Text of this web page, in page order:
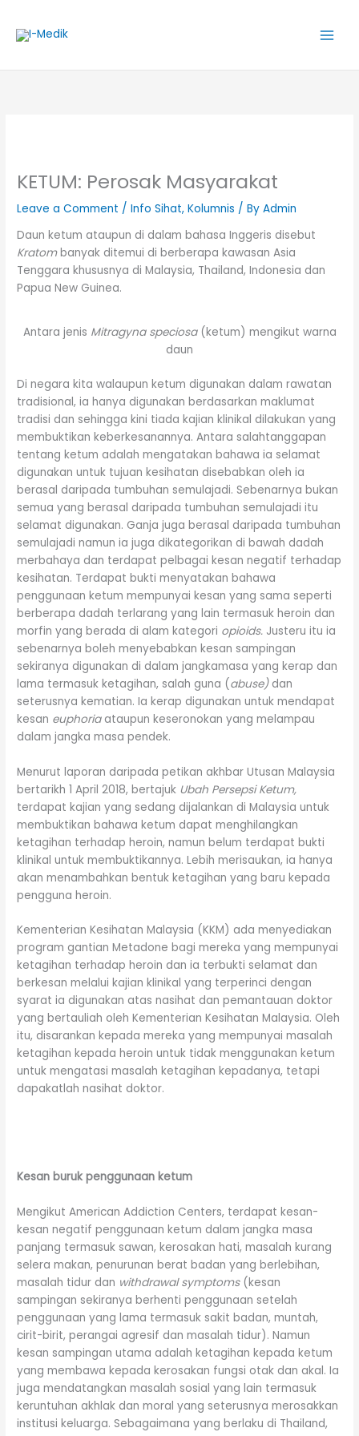
content
KETUM: Perosak Masyarakat
Leave a Comment /Info Sihat,Kolumnis / ByAdmin
Daun ketum ataupun di dalam bahasa Inggeris disebut
Kratombanyak ditemui di berberapa kawasan Asia
Tenggara khususnya di Malaysia, Thailand, Indonesia dan
Papua New Guinea.
Antara jenis Mitragyna speciosa(ketum) mengikut warna
daun
Di negara kita walaupun ketum digunakan dalam rawatan
tradisional, ia hanya digunakan berdasarkan maklumat
tradisi dan sehingga kini tiada kajian klinikal dilakukan yang
membuktikan keberkesanannya. Antara salahtanggapan
tentang ketum adalah mengatakan bahawa ia selamat
digunakan untuk tujuan kesihatan disebabkan oleh ia
berasal daripada tumbuhan semulajadi. Sebenarnya bukan
semua yang berasal daripada tumbuhan semulajadi itu
selamat digunakan. Ganja juga berasal daripada tumbuhan
semulajadi namun ia juga dikategorikan di bawah dadah
merbahaya dan terdapat pelbagai kesan negatif terhadap
kesihatan. Terdapat bukti menyatakan bahawa
penggunaan ketum mempunyai kesan yang sama seperti
berberapa dadah terlarang yang lain termasuk heroin dan
morfin yang berada di alam kategori opioids. Justeru itu ia
sebenarnya boleh menyebabkan kesan sampingan
sekiranya digunakan di dalam jangkamasa yang kerap dan
lama termasuk ketagihan, salah guna (abuse)dan
seterusnya kematian. Ia kerap digunakan untuk mendapat
kesan euphoria ataupun keseronokan yang melampau
dalam jangka masa pendek.
Menurut laporan daripada petikan akhbar Utusan Malaysia
bertarikh 1 April 2018, bertajuk Ubah Persepsi Ketum,
terdapat kajian yang sedang dijalankan di Malaysia untuk
membuktikan bahawa ketum dapat menghilangkan
ketagihan terhadap heroin, namun belum terdapat bukti
klinikal untuk membuktikannya. Lebih merisaukan, ia hanya
akan menambahkan bentuk ketagihan yang baru kepada
pengguna heroin.
Kementerian Kesihatan Malaysia (KKM) ada menyediakan
program gantian Metadone bagi mereka yang mempunyai
ketagihan terhadap heroin dan ia terbukti selamat dan
berkesan melalui kajian klinikal yang terperinci dengan
syarat ia digunakan atas nasihat dan pemantauan doktor
yang bertauliah oleh Kementerian Kesihatan Malaysia. Oleh
itu, disarankan kepada mereka yang mempunyai masalah
ketagihan kepada heroin untuk tidak menggunakan ketum
untuk mengatasi masalah ketagihan kepadanya, tetapi
dapakatlah nasihat doktor.
Kesan buruk penggunaan ketum
Mengikut American Addiction Centers, terdapat kesan-
kesan negatif penggunaan ketum dalam jangka masa
panjang termasuk sawan, kerosakan hati, masalah kurang
selera makan, penurunan berat badan yang berlebihan,
masalah tidur dan withdrawal symptoms(kesan
sampingan sekiranya berhenti penggunaan setelah
penggunaan yang lama termasuk sakit badan, muntah,
cirit-birit, perangai agresif dan masalah tidur). Namun
kesan sampingan utama adalah ketagihan kepada ketum
yang membawa kepada kerosakan fungsi otak dan akal. Ia
juga mendatangkan masalah sosial yang lain termasuk
keruntuhan akhlak dan moral yang seterusnya merosakkan
institusi keluarga. Sebagaimana yang berlaku di Thailand,